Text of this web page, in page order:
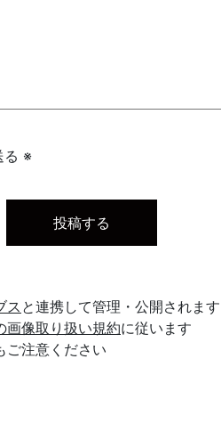
る ※
ス と連携して管理・公開されます
画像取り扱い規約に従います
ご注意ください